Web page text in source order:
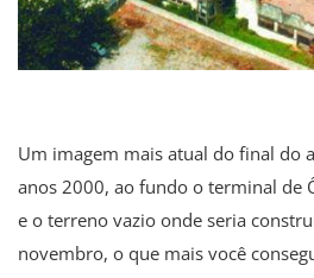
Um imagem mais atual do final do
anos 2000, ao fundo o terminal de
e o terreno vazio onde seria
novembro, o que mais você